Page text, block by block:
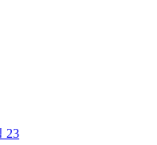
23